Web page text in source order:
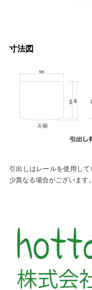
寸法図
引出しはレールを使用し
少異なる場合がございます。